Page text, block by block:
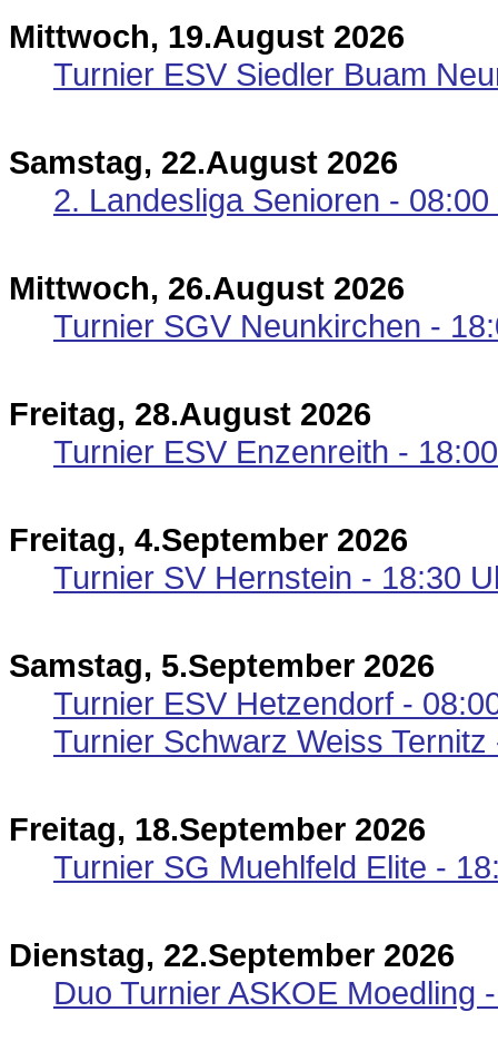
Mittwoch, 19.August 2026
Turnier ESV Siedler Buam
Samstag, 22.August 2026
2. Landesliga Senioren -
Mittwoch, 26.August 2026
Turnier SGV Neunkirchen -
Freitag, 28.August 2026
Turnier ESV Enzenreith -
Freitag, 4.September 2026
Turnier SV Hernstein - 18:30
Samstag, 5.September 2026
Turnier ESV Hetzendorf -
Turnier Schwarz Weiss
Freitag, 18.September 2026
Turnier SG Muehlfeld Elite -
Dienstag, 22.September 2026
Duo Turnier ASKOE Moedling